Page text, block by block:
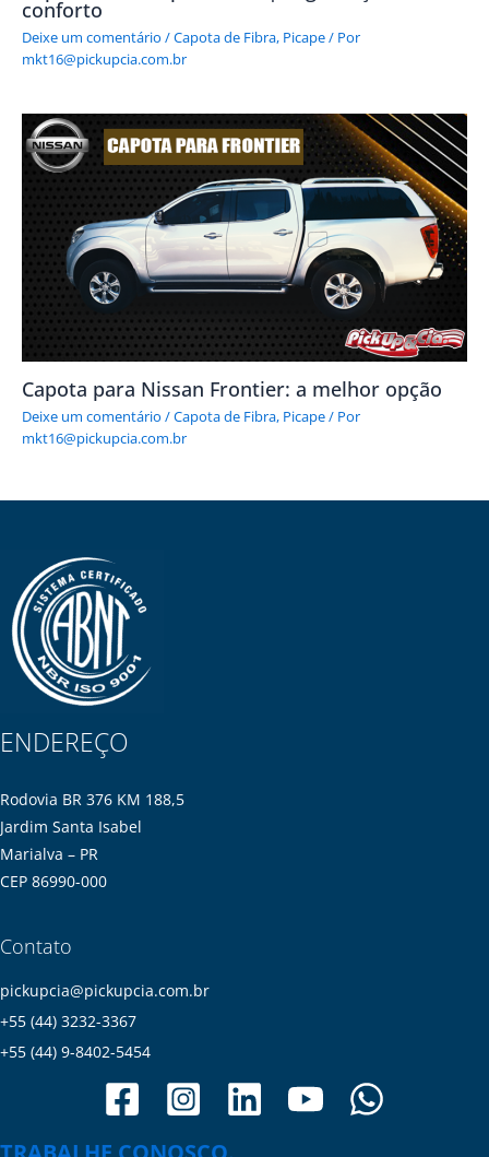
conforto
Deixe um comentário /Capota de Fibra, Picape/ Por
mkt16@pickupcia.com.br
Capota para Nissan Frontier: a melhor opção
Deixe um comentário /Capota de Fibra, Picape/ Por
mkt16@pickupcia.com.br
ENDEREÇO
Rodovia BR 376 KM 188,5
Jardim Santa Isabel
Marialva – PR
CEP 86990-000
Contato
pickupcia@pickupcia.com.br
+55 (44) 3232-3367
+55 (44) 9-8402-5454